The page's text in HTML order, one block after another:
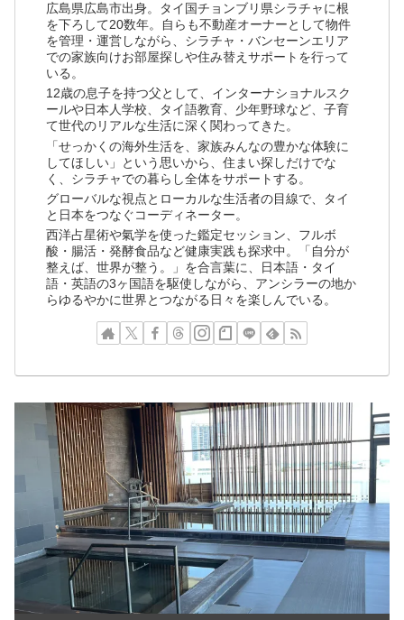
広島県広島市出身。タイ国チョンブリ県シラチャに根
を下ろして20数年。自らも不動産オーナーとして物件
を管理・運営しながら、シラチャ・バンセーンエリア
での家族向けお部屋探しや住み替えサポートを行って
いる。
12歳の息子を持つ父として、インターナショナルスク
ールや日本人学校、タイ語教育、少年野球など、子育
て世代のリアルな生活に深く関わってきた。
「せっかくの海外生活を、家族みんなの豊かな体験に
してほしい」という思いから、住まい探しだけでな
く、シラチャでの暮らし全体をサポートする。
グローバルな視点とローカルな生活者の目線で、タイ
と日本をつなぐコーディネーター。
西洋占星術や氣学を使った鑑定セッション、フルボ
酸・腸活・発酵食品など健康実践も探求中。「自分が
整えば、世界が整う。」を合言葉に、日本語・タイ
語・英語の3ヶ国語を駆使しながら、アンシラーの地か
らゆるやかに世界とつながる日々を楽しんでいる。